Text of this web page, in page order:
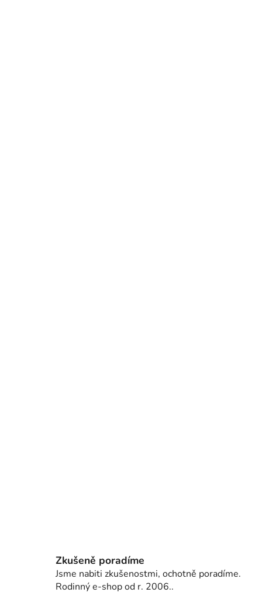
Zkušeně poradíme
Jsme nabiti zkušenostmi, ochotně poradíme.
Rodinný e-shop od r. 2006..